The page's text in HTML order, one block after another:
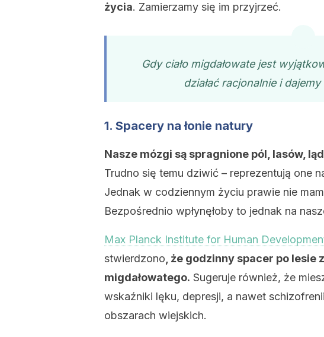
życia. Zamierzamy się im przyjrzeć.
Gdy ciało migdałowate jest
działać racjonalnie i
1. Spacery na łonie natury
Nasze mózgi są spragnione pól, lasów,
Trudno się temu dziwić – reprezentują one
Jednak w codziennym życiu prawie nie
Bezpośrednio wpłynęłoby to jednak na
Max Planck Institute for Human
stwierdzono , że godzinny spacer po
migdałowatego. Sugeruje również, że
wskaźniki lęku, depresji, a nawet
obszarach wiejskich.